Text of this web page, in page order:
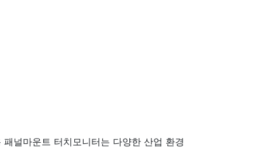
널마운트 터치모니터는 다양한 산업 환경